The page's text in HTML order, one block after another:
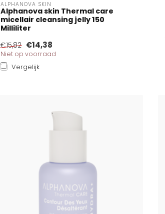
ALPHANOVA SKIN
Alphanova skin Thermal care
micellair cleansing jelly 150
Milliliter
€15,82 €14,38
Niet op voorraad
Vergelijk